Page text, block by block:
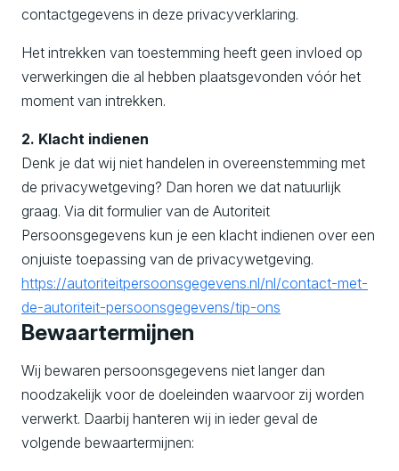
contactgegevens in deze privacyverklaring.
Het intrekken van toestemming heeft geen invloed op
verwerkingen die al hebben plaatsgevonden vóór het
moment van intrekken.
2. Klacht indienen
Denk je dat wij niet handelen in overeenstemming met
de privacywetgeving? Dan horen we dat natuurlijk
graag. Via dit formulier van de Autoriteit
Persoonsgegevens kun je een klacht indienen over een
onjuiste toepassing van de privacywetgeving.
https://autoriteitpersoonsgegevens.nl/nl/contact-met-
de-autoriteit-persoonsgegevens/tip-ons
Bewaartermijnen
Wij bewaren persoonsgegevens niet langer dan
noodzakelijk voor de doeleinden waarvoor zij worden
verwerkt. Daarbij hanteren wij in ieder geval de
volgende bewaartermijnen: